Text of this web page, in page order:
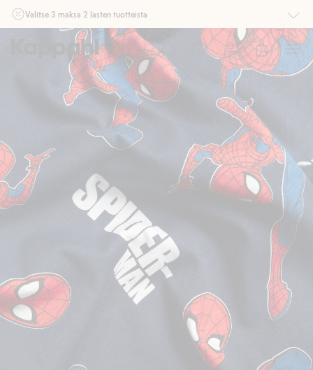
Valitse 3 maksa 2 lasten tuotteista
Ei Newbie. Ostaessasi 2 tuotetta tai enemmän. Voimassa 3-16.8. asti
myymälässä ja verkossa. Ei voi yhdistää muihin alennuksiin tai tarjouksiin.
Osta nyt